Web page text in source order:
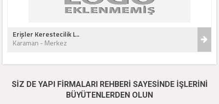
Erişler Kerestecilik L..
Karaman - Merkez
SİZ DE YAPI FİRMALARI REHBERİ SAYESİNDE İŞLERİNİ
BÜYÜTENLERDEN OLUN